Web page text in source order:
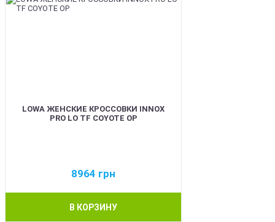
LOWA ЖЕНСКИЕ КРОССОВКИ INNOX
PRO LO TF COYOTE OP
8964 грн
В КОРЗИНУ